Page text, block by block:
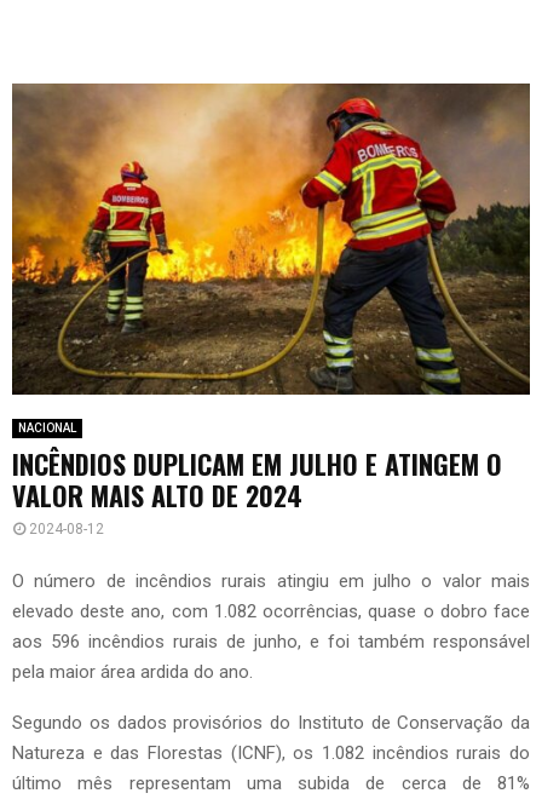
NACIONAL
INCÊNDIOS DUPLICAM EM JULHO E ATINGEM O
VALOR MAIS ALTO DE 2024
2024-08-12
O número de incêndios rurais atingiu em julho o valor mais
elevado deste ano, com 1.082 ocorrências, quase o dobro face
aos 596 incêndios rurais de junho, e foi também responsável
pela maior área ardida do ano.
Segundo os dados provisórios do Instituto de Conservação da
Natureza e das Florestas (ICNF), os 1.082 incêndios rurais do
último mês representam uma subida de cerca de 81%